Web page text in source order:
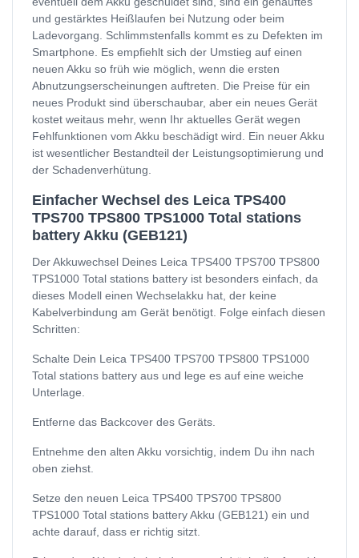
und gestärktes Heißlaufen bei Nutzung oder beim
Ladevorgang. Schlimmstenfalls kommt es zu Defekten im
Smartphone. Es empfiehlt sich der Umstieg auf einen
neuen Akku so früh wie möglich, wenn die ersten
Abnutzungserscheinungen auftreten. Die Preise für ein
neues Produkt sind überschaubar, aber ein neues Gerät
kostet weitaus mehr, wenn Ihr aktuelles Gerät wegen
Fehlfunktionen vom Akku beschädigt wird. Ein neuer Akku
ist wesentlicher Bestandteil der Leistungsoptimierung und
der Schadenverhütung.
Einfacher Wechsel des Leica TPS400
TPS700 TPS800 TPS1000 Total stations
battery Akku (GEB121)
Der Akkuwechsel Deines Leica TPS400 TPS700 TPS800
TPS1000 Total stations battery ist besonders einfach, da
dieses Modell einen Wechselakku hat, der keine
Kabelverbindung am Gerät benötigt. Folge einfach diesen
Schritten:
Schalte Dein Leica TPS400 TPS700 TPS800 TPS1000
Total stations battery aus und lege es auf eine weiche
Unterlage.
Entferne das Backcover des Geräts.
Entnehme den alten Akku vorsichtig, indem Du ihn nach
oben ziehst.
Setze den neuen Leica TPS400 TPS700 TPS800
TPS1000 Total stations battery Akku (GEB121) ein und
achte darauf, dass er richtig sitzt.